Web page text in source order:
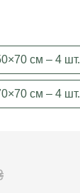
см – 4 шт.
см – 4 шт.